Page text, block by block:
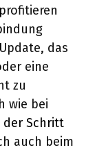
das
eine
zu
wie bei
der Schritt
auch beim